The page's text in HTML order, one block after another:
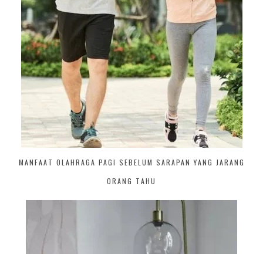
MANFAAT OLAHRAGA PAGI SEBELUM SARAPAN YANG JARANG
ORANG TAHU